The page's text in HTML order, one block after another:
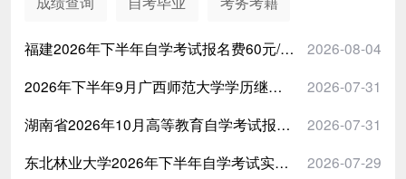
第一章 重难点及习题
第二章 重难点及习题
第四章 重难点及习题
第五章 重难点及习题
第六章 重难点及习题
福建2026年下半年自学考试报名费60元/每科次
2026-08-04
2026年下半年9月广西师范大学学历继续教育学士学位外语课程统考报名时间：8月18日至8月31日
2026-07-31
湖南省2026年10月高等教育自学考试报考简章（官方原文）
2026-07-31
东北林业大学2026年下半年自学考试实践环节考核报：2026年7月30日—2026年8月23日
2026-07-29